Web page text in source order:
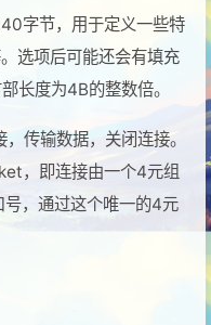
字节，用于定义一些特
选项后可能还会有填充
长度为4B的整数倍。
传输数据，关闭连接。
，即连接由一个4元组
，通过这个唯一的4元